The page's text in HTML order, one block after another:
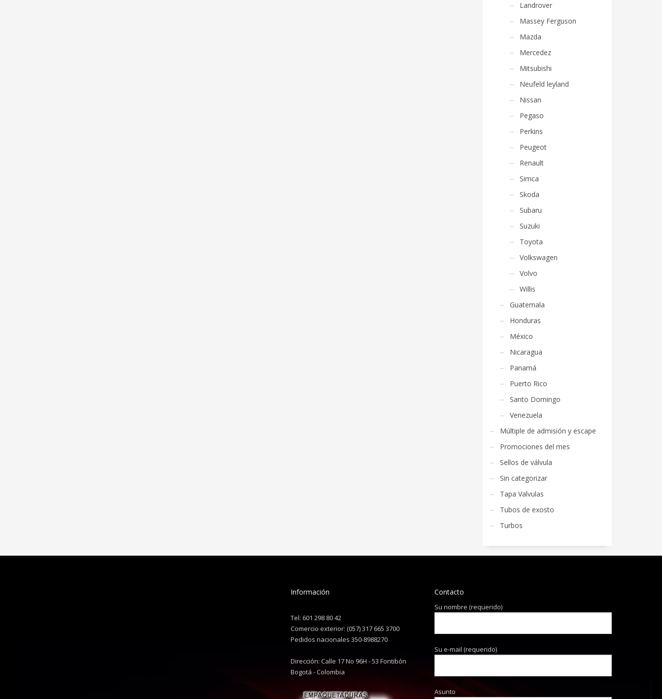
Landrover
Massey Ferguson
Mazda
Mercedez
Mitsubishi
Neufeld leyland
Nissan
Pegaso
Perkins
Peugeot
Renault
Simca
Skoda
Subaru
Suzuki
Toyota
Volkswagen
Volvo
Willis
Guatemala
Honduras
México
Nicaragua
Panamá
Puerto Rico
Santo Domingo
Venezuela
Múltiple de admisión y escape
Promociones del mes
Sellos de válvula
Sin categorizar
Tapa Valvulas
Tubos de exosto
Turbos
Información
Tel: 601 298 80 42
Comercio exterior: (057) 317 665 3700
Pedidos nacionales 350-8988270
Dirección: Calle 17 No 96H - 53 Fontibón
Bogotá - Colombia
Contacto
Su nombre (requerido)
Su e-mail (requerido)
Asunto